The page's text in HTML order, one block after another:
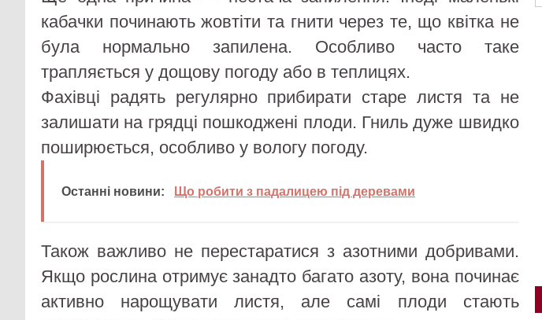
кабачки починають жовтіти та гнити через те, що квітка не
була нормально запилена. Особливо часто таке
трапляється у дощову погоду або в теплицях.
Фахівці радять регулярно прибирати старе листя та не
залишати на грядці пошкоджені плоди. Гниль дуже швидко
поширюється, особливо у вологу погоду.
Останні новини: Що робити з падалицею під деревами
Також важливо не перестаратися з азотними добривами.
Якщо рослина отримує занадто багато азоту, вона починає
активно нарощувати листя, але самі плоди стають